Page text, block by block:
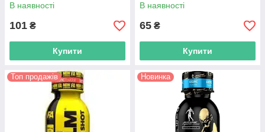
В наявності
101 ₴
Купити
В наявності
65 ₴
Купити
Топ продажів Новинка